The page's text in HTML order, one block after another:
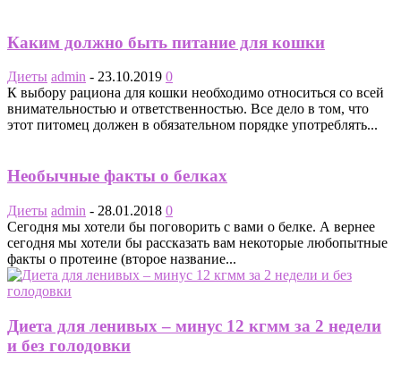
Каким должно быть питание для кошки
Диеты admin - 23.10.2019 0
К выбору рациона для кошки необходимо относиться со всей
внимательностью и ответственностью. Все дело в том, что
этот питомец должен в обязательном порядке употреблять...
Необычные факты о белках
Диеты admin - 28.01.2018 0
Сегодня мы хотели бы поговорить с вами о белке. А вернее
сегодня мы хотели бы рассказать вам некоторые любопытные
факты о протеине (второе название...
Диета для ленивых – минус 12 кгмм за 2 недели
и без голодовки